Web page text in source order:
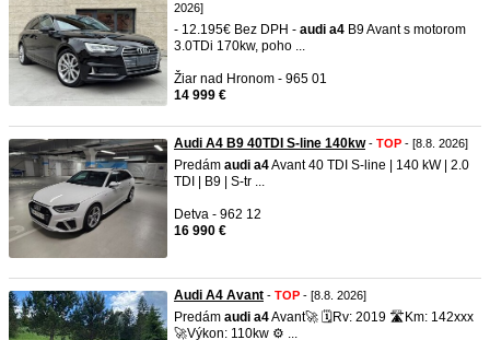
2026]
- 12.195€ Bez DPH - audi a4 B9 Avant s motorom
3.0TDi 170kw, poho ...
Žiar nad Hronom - 965 01
14 999 €
Audi A4 B9 40TDI S-line 140kw- TOP - [8.8. 2026]
Predám audi a4Avant 40 TDI S-line | 140 kW | 2.0
TDI | B9 | S-tr ...
Detva - 962 12
16 990 €
Audi A4 Avant - TOP - [8.8. 2026]
Predám audi a4Avant🚀 🗓️Rv: 2019 🛣️Km: 142xxx
🚀Výkon: 110kw ⚙ ...